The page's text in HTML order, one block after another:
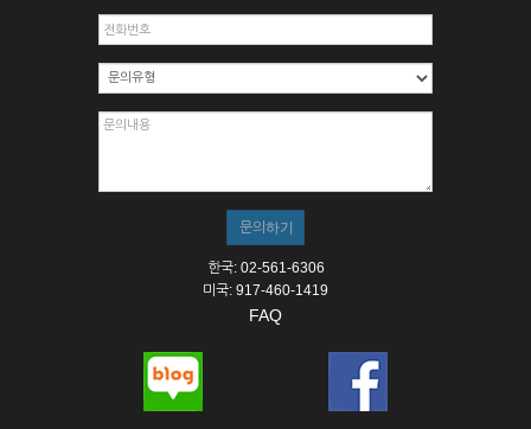
한국: 02-561-6306
미국: 917-460-1419
FAQ